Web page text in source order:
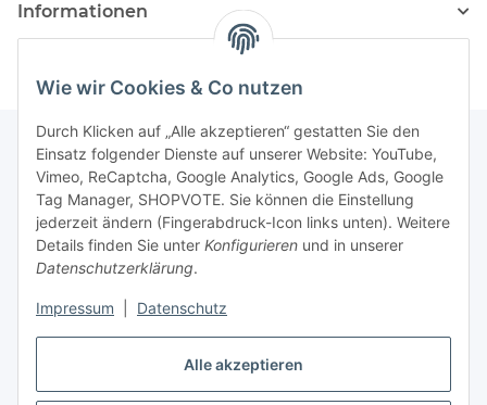
Alle akzeptieren
Wie wir Cookies & Co nutzen
Durch Klicken auf „Alle akzeptieren“ gestatten Sie den
Einsatz folgender Dienste auf unserer Website: YouTube,
Vimeo, ReCaptcha, Google Analytics, Google Ads, Google
Tag Manager, SHOPVOTE. Sie können die Einstellung
jederzeit ändern (Fingerabdruck-Icon links unten). Weitere
Details finden Sie unter Konfigurieren und in unserer
Datenschutzerklärung.
Impressum Datenschutz
Informationen
Newsletter Abonnieren
Bitte senden Sie mir entsprechend Ihrer
Datenschutzerklärungregelmäßig und jederzeit widerruflich
Informationen zu Ihrem Produktsortiment per E-Mail zu.
Abonnieren
Newsletter Abonnieren